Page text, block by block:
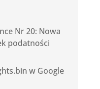
Nr 20: Nowa
podatności
w Google